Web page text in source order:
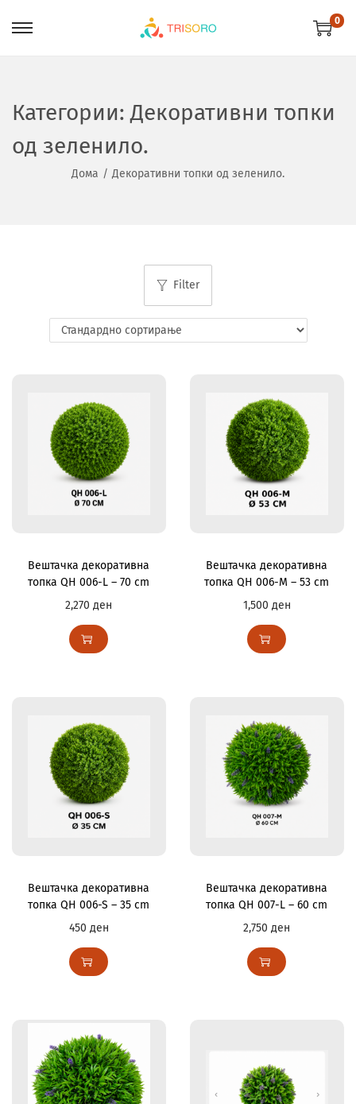
0
Категории:Декоративни топки
од зеленило.
Дома / Декоративни топки од зеленило.
Filter
Вештачка декоративна
топка QH 006-L – 70 cm
2,270ден
Вештачка декоративна
топка QH 006-M – 53 cm
1,500 ден
Вештачка декоративна
топка QH 006-S – 35 cm
450 ден
Вештачка декоративна
топка QH 007-L – 60 cm
2,750ден